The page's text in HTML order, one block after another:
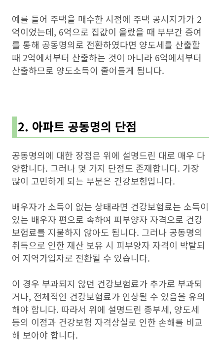
예를 들어 주택을 매수한 시점에 주택 공시지가가 2
억이었는데, 6억으로 집값이 올랐을 때 부부간 증여
를 통해 공동명의로 전환하였다면 양도세를 산출할
때 2억에서부터 산출하는 것이 아니라 6억에서부터
산출하므로 양도소득이 줄어들게 됩니다.
2. 아파트 공동명의 단점
공동명의에 대한 장점은 위에 설명드린 대로 매우 다
양합니다. 그러나 몇 가지 단점도 존재합니다. 가장
많이 고민하게 되는 부분은 건강보험입니다.
배우자가 소득이 없는 상태라면 건강보험료는 소득이
있는 배우자 편으로 속하여 피부양자 자격으로 건강
보험료를 지불하지 않아도 됩니다. 그러나 공동명의
취득으로 인한 재산 보유 시 피부양자 자격이 박탈되
어 지역가입자로 전환될 수 있습니다.
이 경우 부과되지 않던 건강보험료가 추가로 부과되
거나, 전체적인 건강보험료가 인상될 수 있음을 유의
해야 합니다. 따라서 위에 설명드린 종부세, 양도세
등의 이점과 건강보험 자격상실로 인한 손해를 비교
해 보아야 합니다.